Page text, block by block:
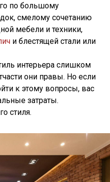
по большому
смелому сочетанию
мебели и техники,
и блестящей стали или
интерьера слишком
они правы. Но если
к этому вопросы, вас
затраты.
стиля.